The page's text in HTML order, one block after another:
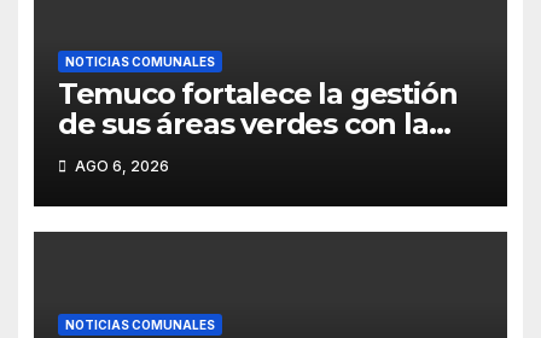
NOTICIAS COMUNALES
Temuco fortalece la gestión
de sus áreas verdes con la
aprobación del nuevo
Departamento de Parques.
AGO 6, 2026
NOTICIAS COMUNALES